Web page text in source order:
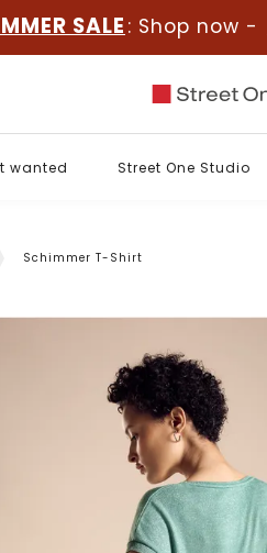
SALE : Shop now -
wanted Street One Studio
Schimmer T-Shirt